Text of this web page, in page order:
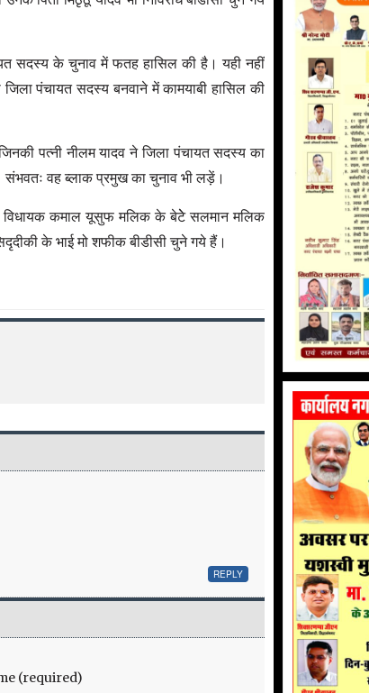
सदस्य के चुनाव में फतह हासिल की है। यही नहीं
पंचायत सदस्य बनवाने में कामयाबी हासिल की
पत्नी नीलम यादव ने जिला पंचायत सदस्य का
वह ब्लाक प्रमुख का चुनाव भी लड़ें।
विधायक कमाल यूसुफ मलिक के बेटेे सलमान मलिक
के भाई मो शफीक बीडीसी चुने गये हैं।
REPLY
(required)